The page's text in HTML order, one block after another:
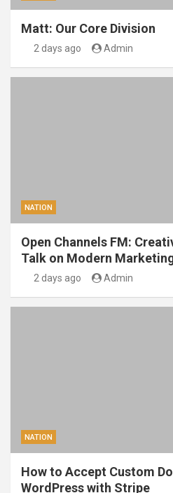
Matt: Our Core Division
2 days ago Admin
NATION
Open Channels FM:
Talk on Modern
2 days ago Admin
NATION
How to Accept Custom
WordPress with Stripe